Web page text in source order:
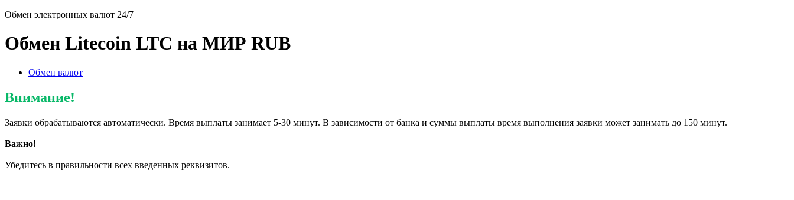
Обмен электронных валют 24/7
Обмен Litecoin LTC на МИР RUB
Обмен валют
Внимание!
Заявки обрабатываются автоматически. Время выплаты занимает 5-30 минут. В зависимости от банка и суммы выплаты время выполнения заявки может занимать до 150 минут.
Важно!
Убедитесь в правильности всех введенных реквизитов.